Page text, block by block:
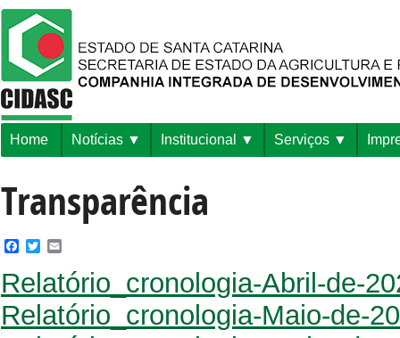
Home Notícias Institucional Serviços
Transparência
Facebook
Twitter
Relatório_cronologia-Abril-de-
Relatório_cronologia-Maio-de-